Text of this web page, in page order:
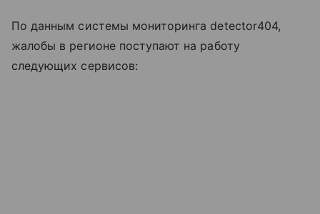
По данным системы мониторинга detector404,
жалобы в регионе поступают на работу
следующих сервисов: